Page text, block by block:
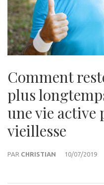
Comment
plus
une vie active
vieillesse
PAR CHRISTIAN 10/07/2019